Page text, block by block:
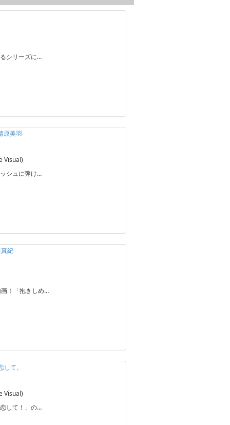
シリーズに…
原美羽
Visual)
シュに弾け…
紀
！「抱きしめ…
て。
Visual)
して！」の…